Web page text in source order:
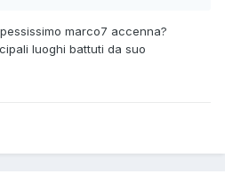
marco7 accenna?
luoghi battuti da suo